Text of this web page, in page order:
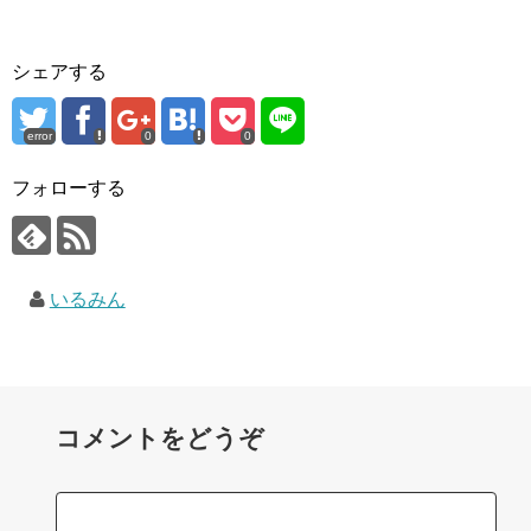
シェアする
error 0 0
フォローする
いるみん
コメントをどうぞ